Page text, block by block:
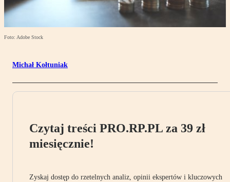
Foto: Adobe Stock
Michał Kołtuniak
Czytaj treści PRO.RP.PL za 39 zł
miesięcznie!
Zyskaj dostęp do rzetelnych analiz, opinii ekspertów i kluczowych